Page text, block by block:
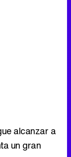
alcanzar a
un gran